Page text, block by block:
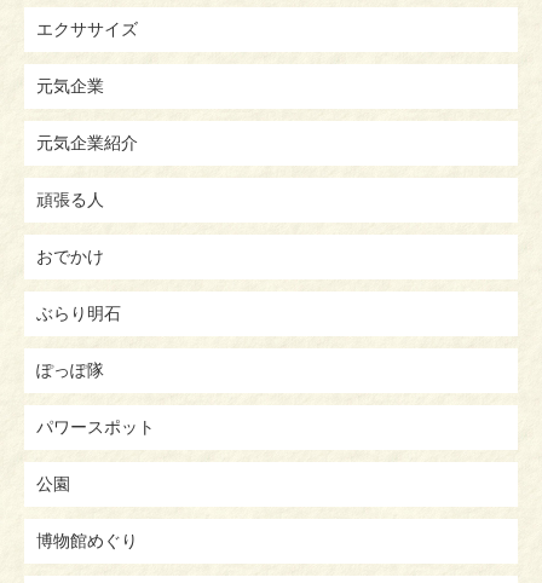
エクササイズ
元気企業
元気企業紹介
頑張る人
おでかけ
ぶらり明石
ぽっぽ隊
パワースポット
公園
博物館めぐり